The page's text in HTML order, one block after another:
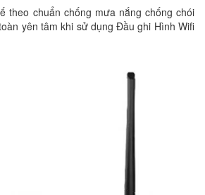
theo chuẩn chống mưa nắng chống chói
yên tâm khi sử dụng Đầu ghi Hình Wifi